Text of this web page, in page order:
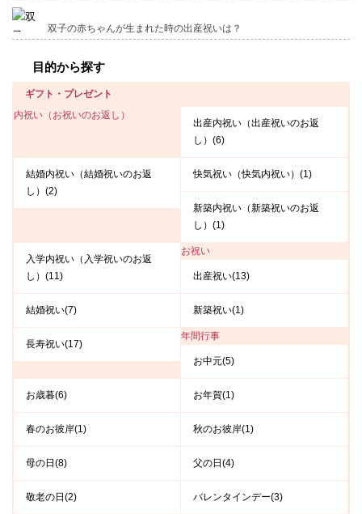
双子の赤ちゃんが生まれた時の出産祝いは？
目的から探す
ギフト・プレゼント
内祝い（お祝いのお返し）
出産内祝い（出産祝いのお返
し）(6)
結婚内祝い（結婚祝いのお返
し）(2)
快気祝い（快気内祝い）(1)
新築内祝い（新築祝いのお返
し）(1)
入学内祝い（入学祝いのお返
し）(11)
お祝い
出産祝い(13)
結婚祝い(7) 新築祝い(1)
長寿祝い(17)
年間行事
お中元(5)
お歳暮(6) お年賀(1)
春のお彼岸(1) 秋のお彼岸(1)
母の日(8) 父の日(4)
敬老の日(2) バレンタインデー(3)